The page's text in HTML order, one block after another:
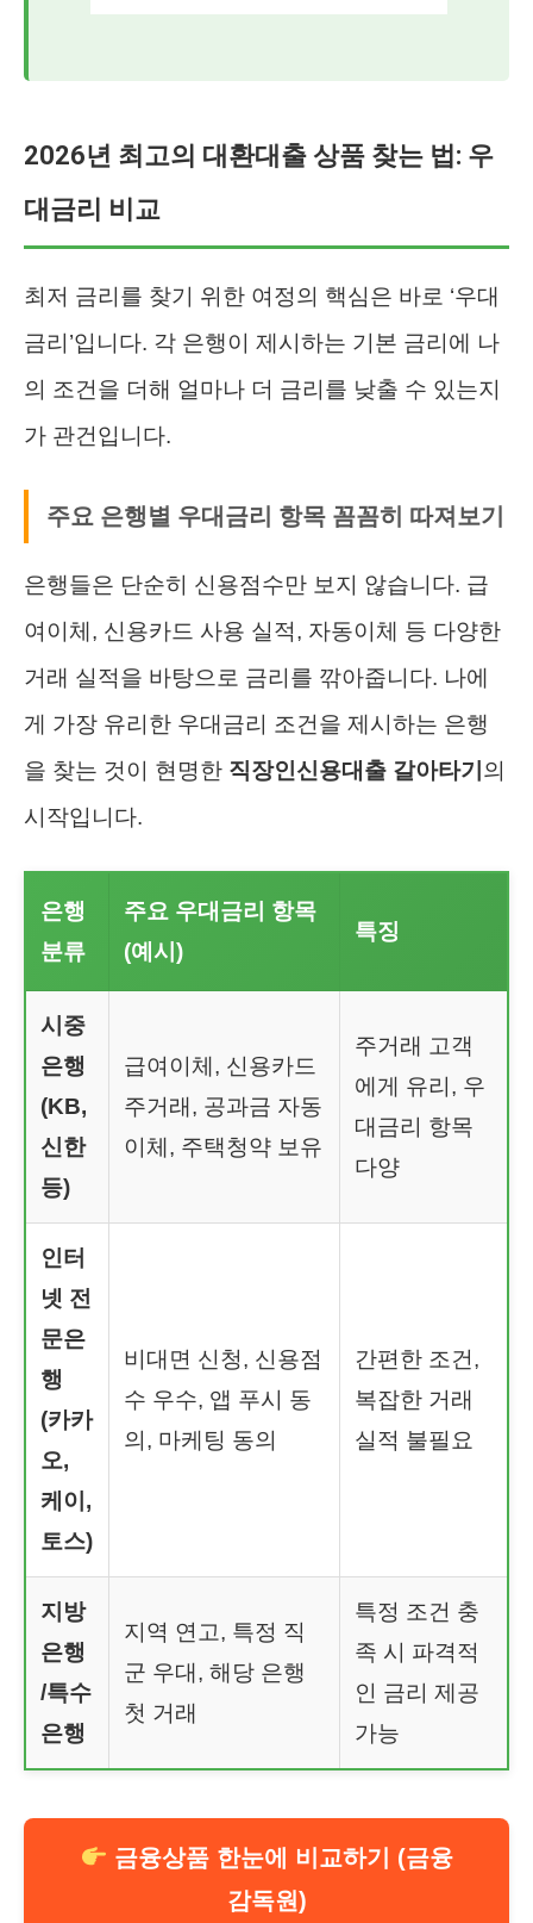
2026년 최고의 대환대출 상품 찾는 법: 우
대금리 비교
최저 금리를 찾기 위한 여정의 핵심은 바로 ‘우대
금리’입니다. 각 은행이 제시하는 기본 금리에 나
의 조건을 더해 얼마나 더 금리를 낮출 수 있는지
가 관건입니다.
주요 은행별 우대금리 항목 꼼꼼히 따져보기
은행들은 단순히 신용점수만 보지 않습니다. 급
여이체, 신용카드 사용 실적, 자동이체 등 다양한
거래 실적을 바탕으로 금리를 깎아줍니다. 나에
게 가장 유리한 우대금리 조건을 제시하는 은행
을 찾는 것이 현명한 직장인신용대출 갈아타기 의
시작입니다.
은행
분류
주요 우대금리 항목
(예시)
특징
시중
은행
(KB,
신한
등)
급여이체, 신용카드
주거래, 공과금 자동
이체, 주택청약 보유
주거래 고객
에게 유리, 우
대금리 항목
다양
인터
넷 전
문은
행
(카카
오,
케이,
토스)
비대면 신청, 신용점
수 우수, 앱 푸시 동
의, 마케팅 동의
간편한 조건,
복잡한 거래
실적 불필요
지방
은행
/특수
은행
지역 연고, 특정 직
군 우대, 해당 은행
첫 거래
특정 조건 충
족 시 파격적
인 금리 제공
가능
금융상품 한눈에 비교하기 (금융
감독원)